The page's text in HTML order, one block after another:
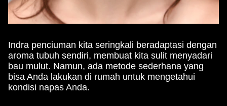
Indra penciuman kita seringkali beradaptasi dengan
aroma tubuh sendiri, membuat kita sulit menyadari
bau mulut. Namun, ada metode sederhana yang
bisa Anda lakukan di rumah untuk mengetahui
kondisi napas Anda.